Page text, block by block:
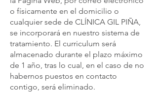
o físicamente en el domicilio o
cualquier sede de CLÍNICA GIL PIÑA,
se incorporará en nuestro sistema de
tratamiento. El curriculum será
almacenado durante el plazo máximo
de 1 año, tras lo cual, en el caso de no
habernos puestos en contacto
contigo, será eliminado.